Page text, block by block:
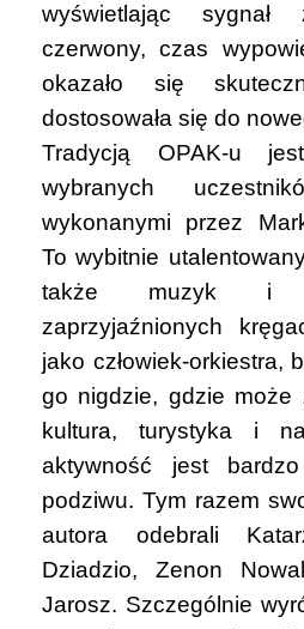
wyświetlając
czerwony, czas
okazało się
dostosowała się do
Tradycją OPAK-u
wybranych
wykonanymi przez
To wybitnie
także muzyk i
zaprzyjaźnionych
jako człowiek-orkiestra,
go nigdzie, gdzie może
kultura, turystyka i
aktywność jest
podziwu. Tym razem
autora odebrali
Dziadzio, Zenon
Jarosz. Szczególnie